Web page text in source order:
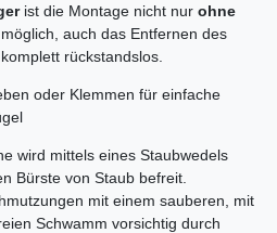
ist die Montage nicht nur ohne
möglich, auch das Entfernen des
rückstandslos.
oder Klemmen für einfache
wird mittels eines Staubwedels
Bürste von Staub befreit.
mit einem sauberen, mit
Schwamm vorsichtig durch